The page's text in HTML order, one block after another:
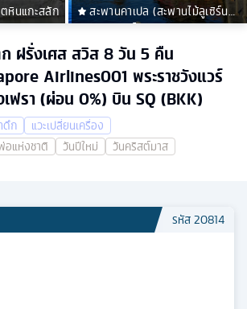
หินแกะสลัก
สะพานคาเปล (สะพานไม้ลูเซิร์น
ชาเปล บริดจ์)
ฝรั่งเศส สวิส 8 วัน 5 คืน
Airlines001 พระราชวังแวร์
ฟรา (ผ่อน 0%) บิน SQ (BKK)
ดึก
แวะเปลี่ยนเครื่อง
อแห่งชาติ วันปีใหม่ วันคริสต์มาส
รหัส20814